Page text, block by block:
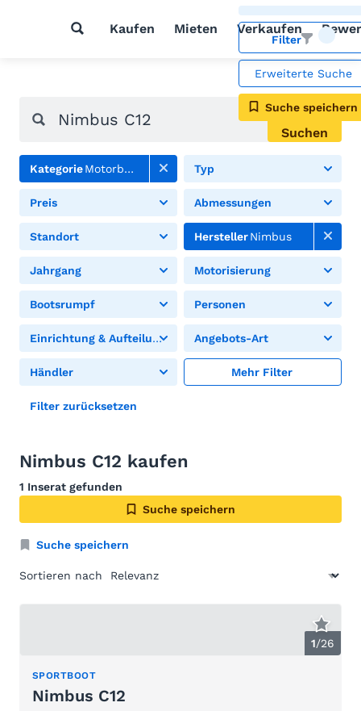
Kaufen Mieten Verkaufen
Filter
Erweiterte Suche
Suche speichern
Suchen
KategorieMotorboote Typ
Preis Abmessungen
Standort HerstellerNimbus
Jahrgang Motorisierung
Bootsrumpf Personen
Einrichtung & Aufteilung Angebots-Art
Händler Mehr Filter
Filter zurücksetzen
Nimbus C12 kaufen
1 Inserat gefunden
Suche speichern
Suche speichern
Sortieren nach
1/26
SPORTBOOT
Nimbus C12